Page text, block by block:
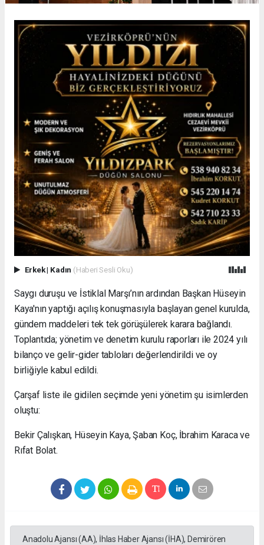
Erkek| Kadın (Haberi Sesli Oku)
Saygı duruşu ve İstiklal Marşı’nın ardından Başkan Hüseyin
Kaya'nın yaptığı açılış konuşmasıyla başlayan genel kurulda,
gündem maddeleri tek tek görüşülerek karara bağlandı.
Toplantıda; yönetim ve denetim kurulu raporları ile 2024 yılı
bilanço ve gelir-gider tabloları değerlendirildi ve oy
birliğiyle kabul edildi.
Çarşaf liste ile gidilen seçimde yeni yönetim şu isimlerden
oluştu:
Bekir Çalışkan, Hüseyin Kaya, Şaban Koç, İbrahim Karaca ve
Rıfat Bolat.
Anadolu Ajansı (AA), İhlas Haber Ajansı (İHA), Demirören